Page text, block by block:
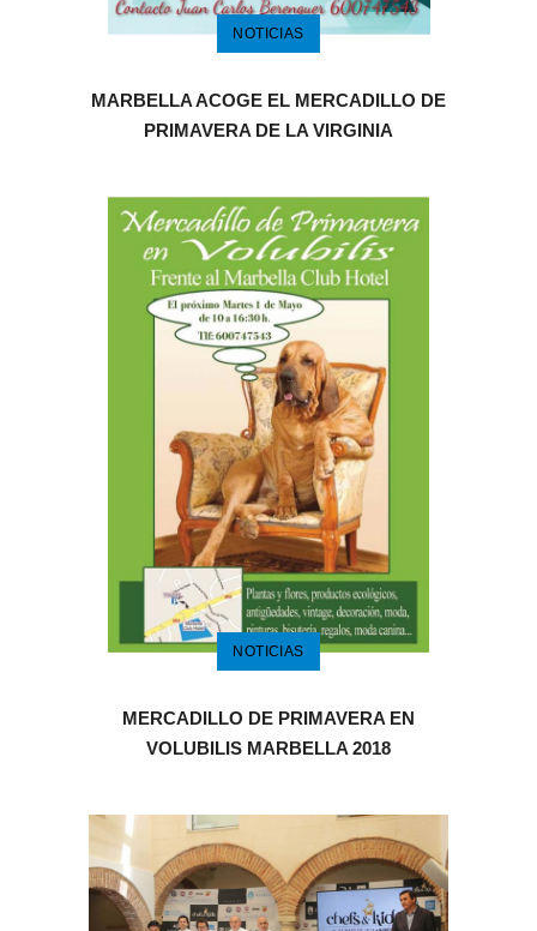
NOTICIAS
MARBELLA ACOGE EL MERCADILLO DE
PRIMAVERA DE LA VIRGINIA
NOTICIAS
MERCADILLO DE PRIMAVERA EN
VOLUBILIS MARBELLA 2018